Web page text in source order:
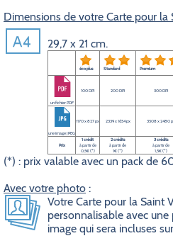
Dimensions de votre Carte pour
29,7 x 21 cm.
éco plus Standard Premium
un fichier PDF
100 DPI 200 DPI 300 DPI
une image JPEG
1170 x 827 px 2339 x 1654 px 3508 x 2480
Prix
1 crédit
à partir de
0,5€ (*)
2 crédits
à partir de
1€ (*)
3 crédits
à partir de
1,5€ (*)
(*) : prix valable avec un pack de
Avec votre photo :
Votre Carte pour la Saint
personnalisable avec
image qui sera incluses